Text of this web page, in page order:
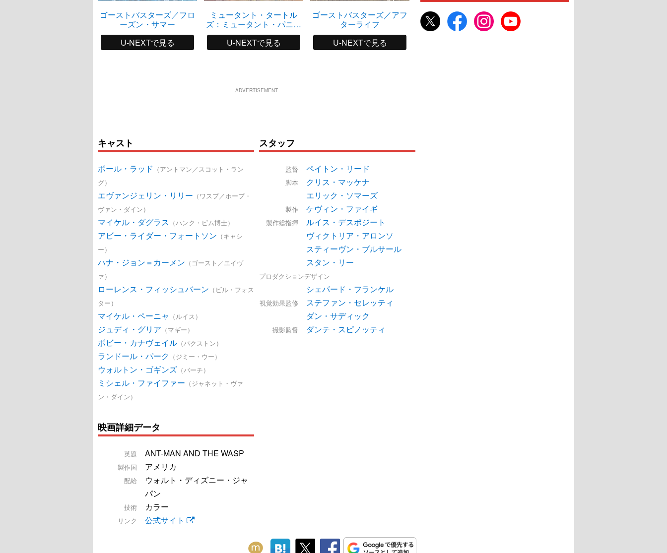
ゴーストバスターズ／フロ
ーズン・サマー
U-NEXTで見る
ミュータント・タートル
ズ：ミュータント・パニッ
ク！
U-NEXTで見る
ゴーストバスターズ／アフ
ターライフ
U-NEXTで見る
スパイダーマン：ノー・ウ
ェイ・ホーム
ADVERTISEMENT
キャスト
ポール・ラッド （アントマン／スコット・ラン
グ）
エヴァンジェリン・リリー （ワスプ／ホープ・
ヴァン・ダイン）
マイケル・ダグラス （ハンク・ピム博士）
アビー・ライダー・フォートソン （キャシ
ー）
ハナ・ジョン＝カーメン （ゴースト／エイヴ
ァ）
ローレンス・フィッシュバーン （ビル・フォス
ター）
マイケル・ペーニャ （ルイス）
ジュディ・グリア （マギー）
ボビー・カナヴェイル （パクストン）
ランドール・パーク （ジミー・ウー）
ウォルトン・ゴギンズ （バーチ）
ミシェル・ファイファー （ジャネット・ヴァ
ン・ダイン）
スタッフ
監督 ペイトン・リード
脚本
クリス・マッケナ
エリック・ソマーズ
製作 ケヴィン・ファイギ
製作総指揮
ルイス・デスポジート
ヴィクトリア・アロンソ
スティーヴン・ブルサール
スタン・リー
プロダクションデザイン
シェパード・フランケル
視覚効果監修
ステファン・セレッティ
ダン・サディック
撮影監督 ダンテ・スピノッティ
映画詳細データ
英題 ANT-MAN AND THE WASP
製作国 アメリカ
配給
ウォルト・ディズニー・ジャ
パン
技術 カラー
リンク 公式サイト